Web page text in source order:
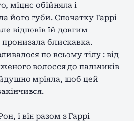
міцно обійняла і
його губи. Спочатку Гаррі
відповів їй довгим
пронизала блискавка.
по всьому тілу : від
волосся до пальчиків
мріяла, щоб цей
і він разом з Гаррі